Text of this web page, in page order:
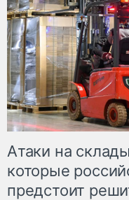
Атаки на
которые
предстоит